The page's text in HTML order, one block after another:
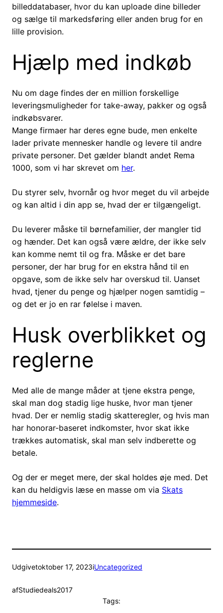
billeddatabaser, hvor du kan uploade dine billeder
og sælge til markedsføring eller anden brug for en
lille provision.
Hjælp med indkøb
Nu om dage findes der en million forskellige
leveringsmuligheder for take-away, pakker og også
indkøbsvarer.
Mange firmaer har deres egne bude, men enkelte
lader private mennesker handle og levere til andre
private personer. Det gælder blandt andet Rema
1000, som vi har skrevet om her.
Du styrer selv, hvornår og hvor meget du vil arbejde
og kan altid i din app se, hvad der er tilgængeligt.
Du leverer måske til børnefamilier, der mangler tid
og hænder. Det kan også være ældre, der ikke selv
kan komme nemt til og fra. Måske er det bare
personer, der har brug for en ekstra hånd til en
opgave, som de ikke selv har overskud til. Uanset
hvad, tjener du penge og hjælper nogen samtidig –
og det er jo en rar følelse i maven.
Husk overblikket og
reglerne
Med alle de mange måder at tjene ekstra penge,
skal man dog stadig lige huske, hvor man tjener
hvad. Der er nemlig stadig skatteregler, og hvis man
har honorar-baseret indkomster, hvor skat ikke
trækkes automatisk, skal man selv indberette og
betale.
Og der er meget mere, der skal holdes øje med. Det
kan du heldigvis læse en masse om via Skats
hjemmeside.
Udgivetoktober 17, 2023iUncategorized
afStudiedeals2017
Tags: